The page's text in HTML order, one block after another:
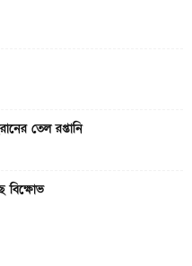
তেল রপ্তানি
বিক্ষোভ